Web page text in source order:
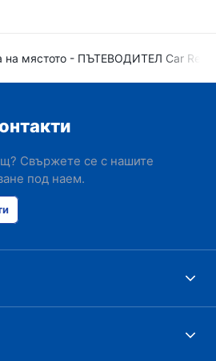
на мястото - ПЪТЕВОДИТЕЛ Car
Свържете се с нашите
под наем.